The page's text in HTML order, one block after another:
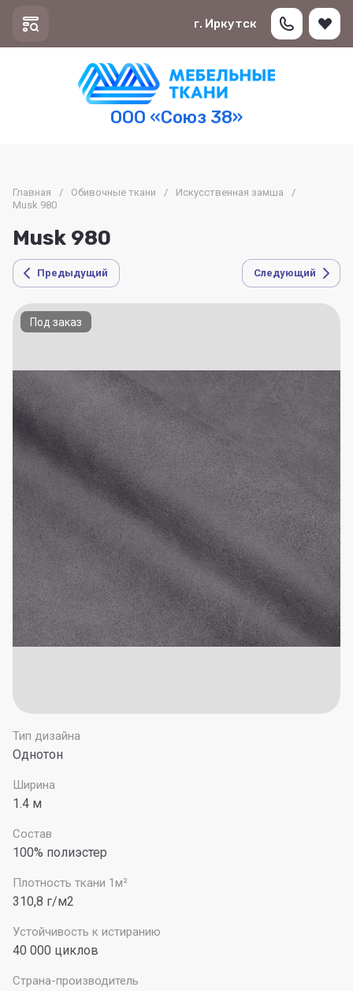
г. Иркутск
ООО «Союз 38»
Главная / Обивочные ткани / Искусственная замша
/
Musk 980
Musk 980
Предыдущий Следующий
Под заказ
Тип дизайна
Однотон
Ширина
1.4 м
Состав
100% полиэстер
Плотность ткани 1м²
310,8 г/м2
Устойчивость к истиранию
40 000 циклов
Страна-производитель